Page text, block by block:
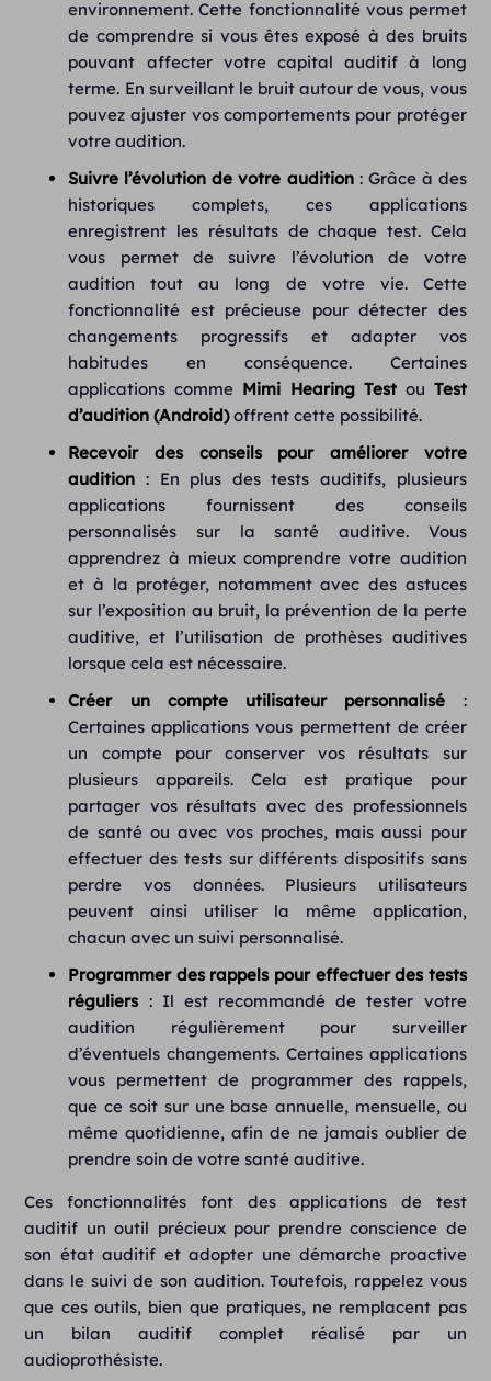
environnement. Cette fonctionnalité vous permet
de comprendre si vous êtes exposé à des bruits
pouvant affecter votre capital auditif à long
terme. En surveillant le bruit autour de vous, vous
pouvez ajuster vos comportements pour protéger
votre audition.
Suivre l’évolution de votre audition: Grâce à des
historiques complets, ces applications
enregistrent les résultats de chaque test. Cela
vous permet de suivre l’évolution de votre
audition tout au long de votre vie. Cette
fonctionnalité est précieuse pour détecter des
changements progressifs et adapter vos
habitudes en conséquence. Certaines
applications comme Mimi Hearing Testou Test
d’audition (Android)offrent cette possibilité.
Recevoir des conseils pour améliorer votre
audition : En plus des tests auditifs, plusieurs
applications fournissent des conseils
personnalisés sur la santé auditive. Vous
apprendrez à mieux comprendre votre audition
et à la protéger, notamment avec des astuces
sur l’exposition au bruit, la prévention de la perte
auditive, et l’utilisation de prothèses auditives
lorsque cela est nécessaire.
Créer un compte utilisateur personnalisé :
Certaines applications vous permettent de créer
un compte pour conserver vos résultats sur
plusieurs appareils. Cela est pratique pour
partager vos résultats avec des professionnels
de santé ou avec vos proches, mais aussi pour
effectuer des tests sur différents dispositifs sans
perdre vos données. Plusieurs utilisateurs
peuvent ainsi utiliser la même application,
chacun avec un suivi personnalisé.
Programmer des rappels pour effectuer des tests
réguliers: Il est recommandé de tester votre
audition régulièrement pour surveiller
d’éventuels changements. Certaines applications
vous permettent de programmer des rappels,
que ce soit sur une base annuelle, mensuelle, ou
même quotidienne, afin de ne jamais oublier de
prendre soin de votre santé auditive.
Ces fonctionnalités font des applications de test
auditif un outil précieux pour prendre conscience de
son état auditif et adopter une démarche proactive
dans le suivi de son audition. Toutefois, rappelez vous
que ces outils, bien que pratiques, ne remplacent pas
un bilan auditif complet réalisé par un
audioprothésiste.